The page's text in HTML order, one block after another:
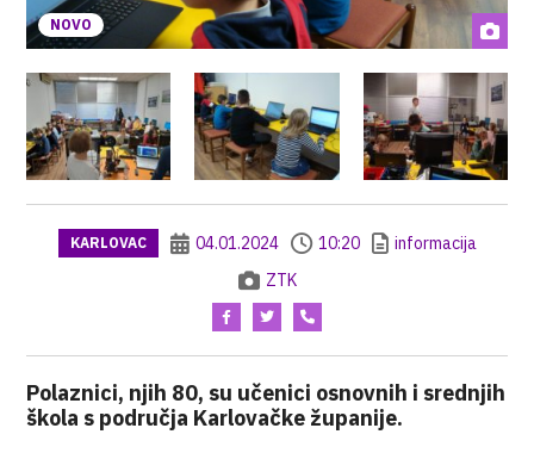
NOVO
KARLOVAC 04.01.2024 10:20
informacija
ZTK
Polaznici, njih 80, su učenici osnovnih i srednjih
škola s područja Karlovačke županije.